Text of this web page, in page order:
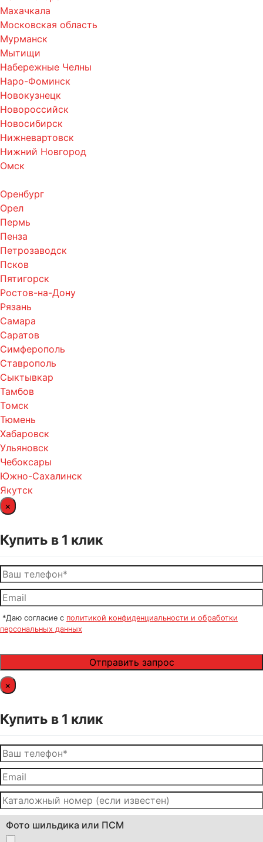
Махачкала
Московская область
Мурманск
Мытищи
Набережные Челны
Наро-Фоминск
Новокузнецк
Новороссийск
Новосибирск
Нижневартовск
Нижний Новгород
Омск
Оренбург
Орел
Пермь
Пенза
Петрозаводск
Псков
Пятигорск
Ростов-на-Дону
Рязань
Самара
Саратов
Симферополь
Ставрополь
Сыктывкар
Тамбов
Томск
Тюмень
Хабаровск
Ульяновск
Чебоксары
Южно-Сахалинск
Якутск
×
Купить в 1 клик
*Даю согласие с политикой конфиденциальности и обработки
персональных данных
×
Купить в 1 клик
Фото шильдика или ПСМ